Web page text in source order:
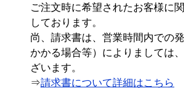
ご注文時に希望されたお客様に
しております。
尚、請求書は、営業時間内での
かかる場合等）によりましては
ざいます。
⇒請求書について詳細はこちら